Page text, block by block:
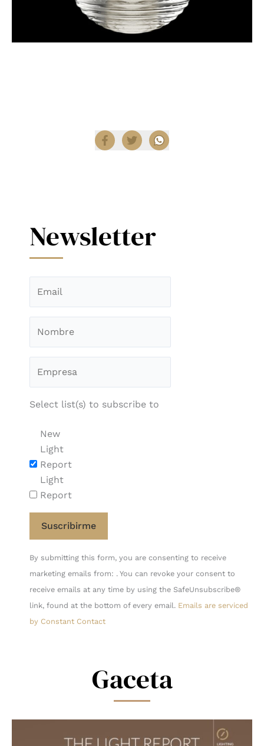
Newsletter
Select list(s) to subscribe to
New
Light
Report
Light
Report
Constant
Contact
Use.
Please
leave
By submitting this form, you are consenting to receive
marketing emails from: . You can revoke your consent to
receive emails at any time by using the SafeUnsubscribe®
link, found at the bottom of every email. Emails are serviced
by Constant Contact
Gaceta